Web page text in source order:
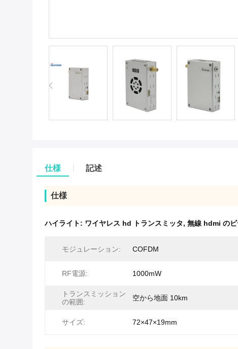
仕様 記述
仕様
ハイライト: ワイヤレス hd トランスミッタ, 無線 hdmi の
モジュレーション: COFDM
RF電源: 1000mW
トランスミッション
の範囲:
空から地面 10km
サイズ: 72×47×19mm